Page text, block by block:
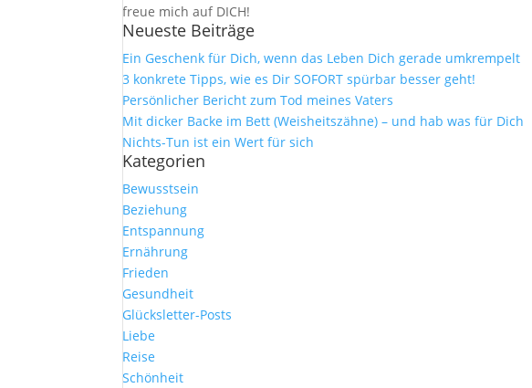
freue mich auf DICH!
Neueste Beiträge
Ein Geschenk für Dich, wenn das Leben Dich gerade umkrempelt
3 konkrete Tipps, wie es Dir SOFORT spürbar besser geht!
Persönlicher Bericht zum Tod meines Vaters
Mit dicker Backe im Bett (Weisheitszähne) – und hab was für Dich
Nichts-Tun ist ein Wert für sich
Kategorien
Bewusstsein
Beziehung
Entspannung
Ernährung
Frieden
Gesundheit
Glücksletter-Posts
Liebe
Reise
Schönheit